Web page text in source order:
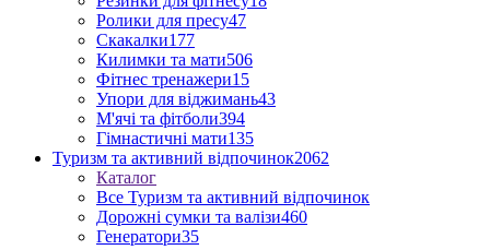
Ролики для пресу47
Скакалки177
Килимки та мати506
Фітнес тренажери15
Упори для віджимань43
М'ячі та фітболи394
Гімнастичні мати135
Туризм та активний відпочинок2062
Каталог
Все Туризм та активний відпочинок
Дорожні сумки та валізи460
Генератори35